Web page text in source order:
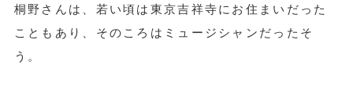
桐野さんは、若い頃は東京吉祥寺にお住まいだった
こともあり、そのころはミュージシャンだったそ
う。